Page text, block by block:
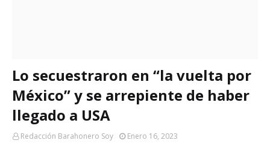
Lo secuestraron en “la vuelta por
México” y se arrepiente de haber
llegado a USA
Redacción Barahonero Soy Enero 16, 2023